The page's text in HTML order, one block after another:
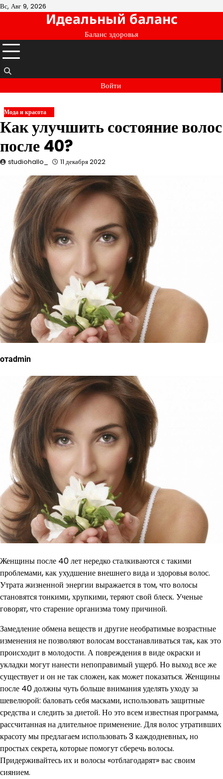
Перейти
Вс, Авг 9, 2026
Идеальный баланс
Баланс здоровья
Войти
Мода и красота
Как улучшить состояние волос
после 40?
studiohallo_ 11 декабря 2022
отadmin
Женщины после 40 лет нередко сталкиваются с такими
проблемами, как ухудшение внешнего вида и здоровья волос.
Утрата жизненной энергии выражается в том, что волосы
становятся тонкими, хрупкими, теряют свой блеск. Ученые
говорят, что старение организма тому причиной.
Замедление обмена веществ и другие необратимые возрастные
изменения не позволяют волосам восстанавливаться так, как это
происходит в молодости. А повреждения в виде окраски и
укладки могут нанести непоправимый ущерб. Но выход все же
существует и он не так сложен, как может показаться. Женщины
после 40 должны чуть больше внимания уделять уходу за
шевелюрой: баловать себя масками, использовать защитные
средства и следить за диетой. Но это всем известная программа,
рассчитанная на длительное применение. Для волос утративших
красоту мы предлагаем использовать 3 каждодневных, но
простых секрета, которые помогут сберечь волосы.
Придерживайтесь их и волосы «отблагодарят» вас своим
сиянием.